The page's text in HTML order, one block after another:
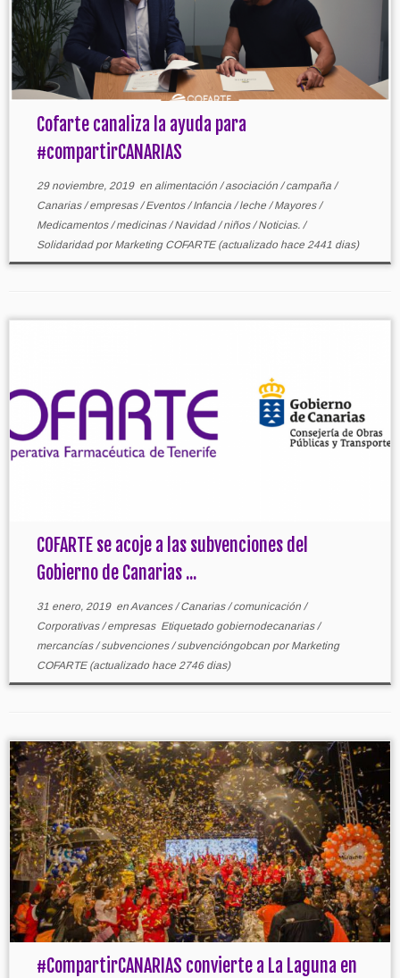
Cofarte canaliza la ayuda para
#compartirCANARIAS
29 noviembre, 2019en alimentación /asociación /campaña /
Canarias/empresas/Eventos/Infancia /leche /Mayores/
Medicamentos/medicinas/Navidad/niños/Noticias. /
Solidaridad porMarketing COFARTE(actualizado hace 2441 dias)
COFARTE se acoje a las subvenciones del
Gobierno de Canarias ...
31 enero, 2019enAvances/Canarias/comunicación /
Corporativas/empresas Etiquetado gobiernodecanarias/
mercancías/subvenciones/subvencióngobcan porMarketing
COFARTE(actualizado hace 2746 dias)
#CompartirCANARIAS convierte a La Laguna en